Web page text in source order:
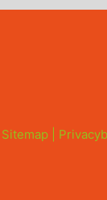
Sitemap